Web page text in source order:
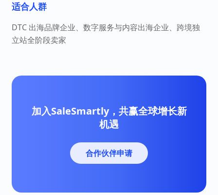
适合人群
DTC 出海品牌企业、数字服务与内容出海企业、跨境独
立站全阶段卖家
加入SaleSmartly，共赢全球增长新
机遇
合作伙伴申请